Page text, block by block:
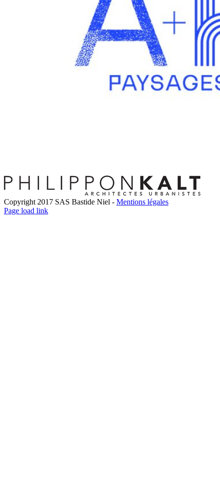
Copyright 2017 SAS Bastide Niel - Mentions légales
Facebook
Twitter
LinkedIn
Instagram
Pinterest
Page load link